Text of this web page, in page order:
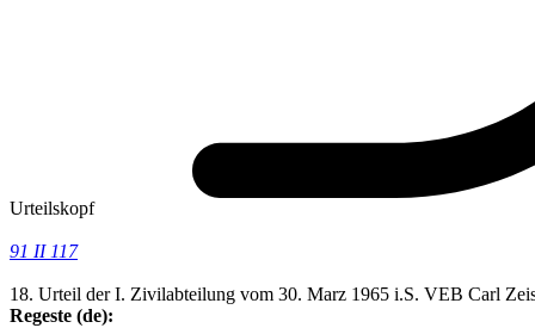
Urteilskopf
91 II 117
18. Urteil der I. Zivilabteilung vom 30. Marz 1965 i.S. VEB Carl
Regeste (de):